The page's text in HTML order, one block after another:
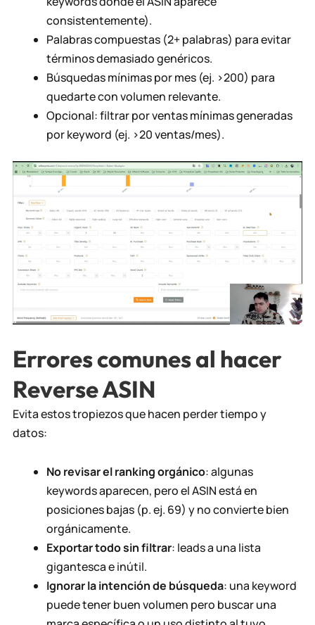
consistentemente).
Palabras compuestas (2+ palabras) para evitar
términos demasiado genéricos.
Búsquedas mínimas por mes (ej. >200) para
quedarte con volumen relevante.
Opcional: filtrar por ventas mínimas generadas
por keyword (ej. >20 ventas/mes).
Errores comunes al hacer
Reverse ASIN
Evita estos tropiezos que hacen perder tiempo y
datos:
No revisar el ranking orgánico: algunas
keywords aparecen, pero el ASIN está en
posiciones bajas (p. ej. 69) y no convierte bien
orgánicamente.
Exportar todo sin filtrar: leads a una lista
gigantesca e inútil.
Ignorar la intención de búsqueda: una keyword
puede tener buen volumen pero buscar una